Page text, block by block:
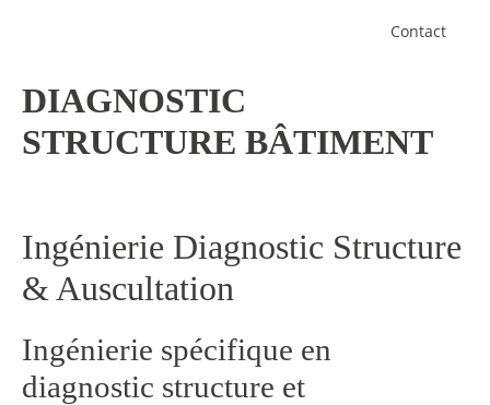
Contact
DIAGNOSTIC
STRUCTURE BÂTIMENT
Ingénierie Diagnostic Structure
& Auscultation
Ingénierie spécifique en
diagnostic structure et